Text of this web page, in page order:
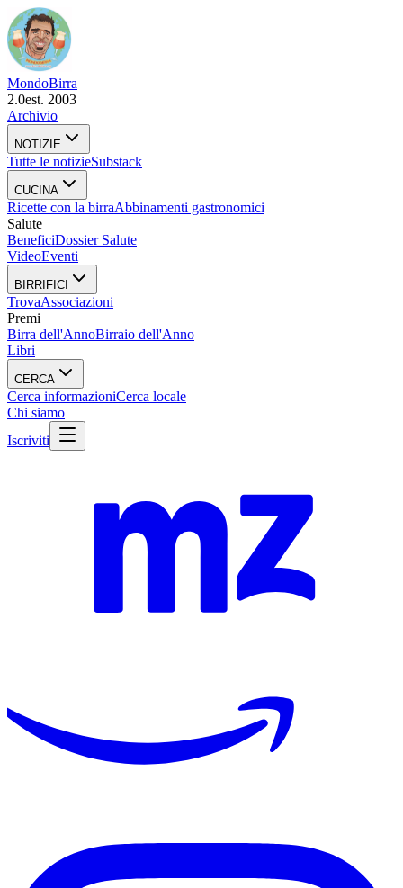
MondoBirra
2.0est. 2003
Archivio
NOTIZIE
Tutte le notizieSubstack
CUCINA
Ricette con la birraAbbinamenti gastronomici
Salute
BeneficiDossier Salute
VideoEventi
BIRRIFICI
TrovaAssociazioni
Premi
Birra dell'AnnoBirraio dell'Anno
Libri
CERCA
Cerca informazioniCerca locale
Chi siamo
Iscriviti